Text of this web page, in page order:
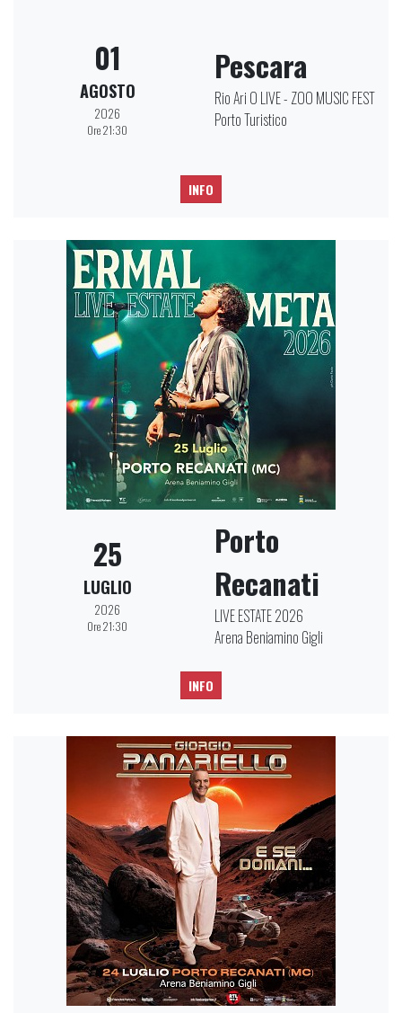
01
AGOSTO
2026
Ore 21:30
Pescara
Rio Ari O LIVE - ZOO MUSIC FEST
Porto Turistico
INFO
25
LUGLIO
2026
Ore 21:30
Porto
Recanati
LIVE ESTATE 2026
Arena Beniamino Gigli
INFO